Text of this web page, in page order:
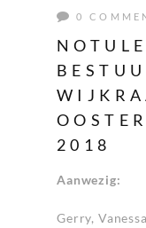
0
2018
Aanwezig:
Gerry,